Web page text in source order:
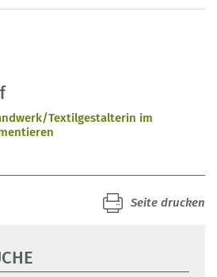
Textilgestalterin im
Seite drucken